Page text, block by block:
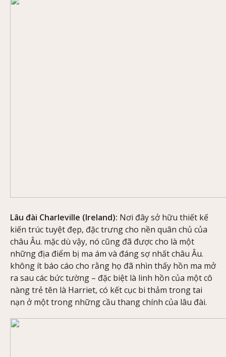
Lâu đài Charleville (Ireland): Nơi đây sở hữu thiết kế
kiến trúc tuyệt đẹp, đặc trưng cho nền quân chủ của
châu Âu. mặc dù vậy, nó cũng đã được cho là một
những địa điểm bị ma ám và đáng sợ nhất châu Âu.
không ít báo cáo cho rằng họ đã nhìn thấy hồn ma mở
ra sau các bức tường – đặc biệt là linh hồn của một cô
nàng trẻ tên là Harriet, có kết cục bi thảm trong tai
nạn ở một trong những cầu thang chính của lâu đài.